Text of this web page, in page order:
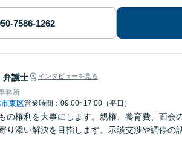
弁護士 インタビューを見る
務所
東区営業時間：09:00~17:00（平日）
の権利を大事にします。親権、養育費、面
り添い解決を目指します。示談交渉や調停の